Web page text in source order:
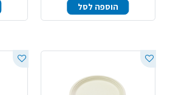
הוספה לסל